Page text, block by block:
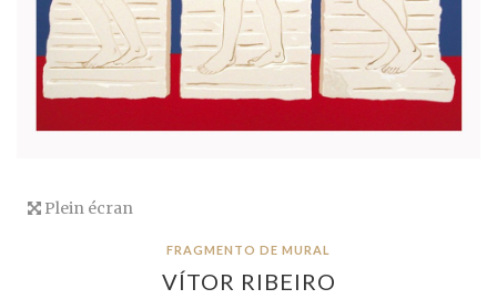
Plein écran
FRAGMENTO DE MURAL
VÍTOR RIBEIRO